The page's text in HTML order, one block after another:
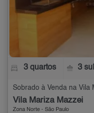
3 quartos 3
Sobrado à Venda na Vila
Vila Mariza Mazzei
Zona Norte - São Paulo